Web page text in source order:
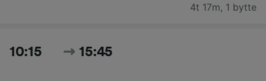
4t 17m, 1 bytte
10:15 15:45